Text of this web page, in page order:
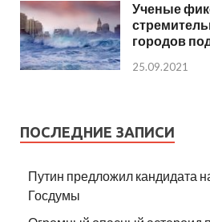
Ученые
городов
25.09.2021
ПОСЛЕДНИЕ ЗАПИСИ
Путин предложил кандидата
Госдумы